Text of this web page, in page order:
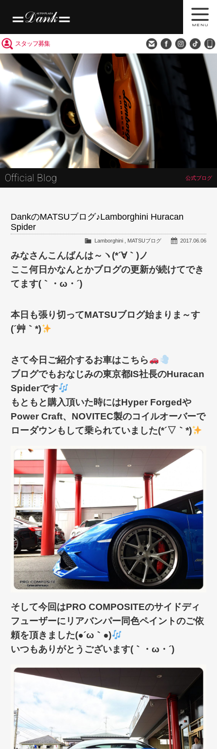
スタッフ募集
Official Blog 公式ブログ
DankのMATSUブログ♪Lamborghini Huracan
Spider
2017.06.06
Lamborghini, MATSUブログ
みなさんこんばんは～ヽ(*´∀｀)ノ
ここ何日かなんとかブログの更新が続けてでき
てます(｀・ω・´)ゞ
本日も張り切ってMATSUブログ始まりま～す
(´艸｀*)
さて今日ご紹介するお車はこちら
ブログでもおなじみの東京都IS社長のHuracan
Spiderです
もともと購入頂いた時にはHyper Forgedや
Power Craft、NOVITEC製のコイルオーバーで
ローダウンもして乗られていました(*´▽｀*)
そして今回はPRO COMPOSITEのサイドディ
フューザーにリアバンパー同色ペイントのご依
頼を頂きました(●´ω｀●)
いつもありがとうございます(｀・ω・´)ゞ